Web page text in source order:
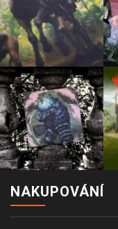
NAKUPOVÁNÍ